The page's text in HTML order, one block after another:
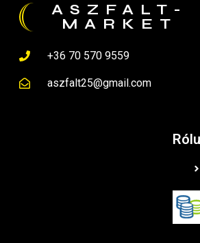
ASZFALT-
MARKET
+36 70 570 9559
aszfalt25@gmail.com